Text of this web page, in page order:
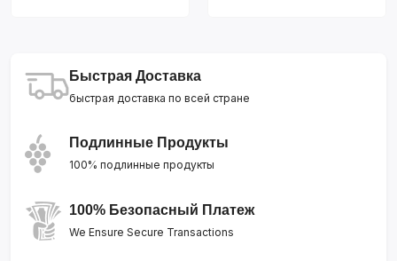
Быстрая Доставка
быстрая доставка по всей стране
Подлинные Продукты
100% подлинные продукты
100% Безопасный Платеж
We Ensure Secure Transactions